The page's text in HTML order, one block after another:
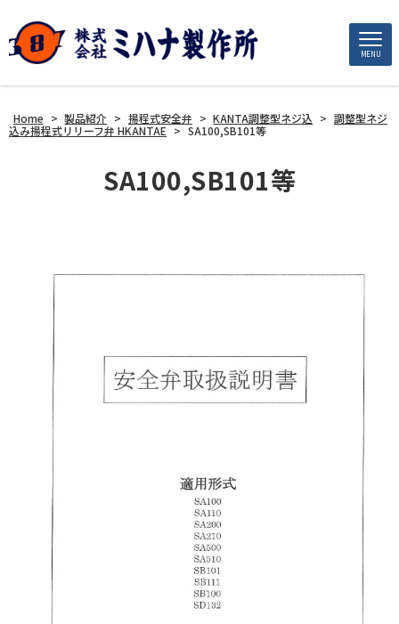
MENU
Home > 製品紹介 > 揚程式安全弁 > KANTA調整型ネジ込 > 調整型ネジ
込み揚程式リリーフ弁 HKANTAE > SA100,SB101等
SA100,SB101等